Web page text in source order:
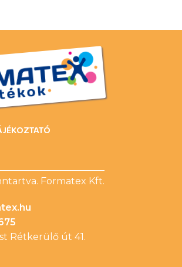
Formatex Kft.
Rétkerülő út 41.